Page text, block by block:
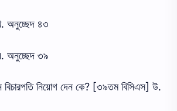
অনুচ্ছেদ ৪৩
অনুচ্ছেদ ৩৯
বিচারপতি নিয়োগ দেন কে? [৩৯তম বিসিএস] উ.